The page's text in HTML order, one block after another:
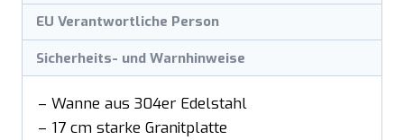
EU Verantwortliche Person
Sicherheits- und Warnhinweise
– Wanne aus 304er Edelstahl
– 17 cm starke Granitplatte